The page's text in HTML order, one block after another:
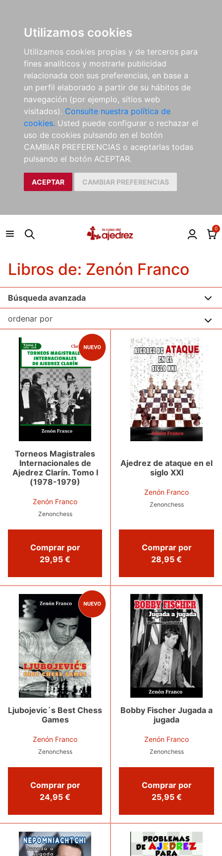
Utilizamos cookies
Utilizamos cookies propias y de terceros para
fines analíticos y mostrarle publicidad
relacionada con sus preferencias, en base a
un perfil elaborado a partir de su hábitos de
navegación (por ejemplo, sitios web
visitados). Consulte nuestra política de
cookies. Usted puede configurar o rechazar el
uso de cookies pulsando en el botón
CAMBIAR PREFERENCIAS o aceptarlas todas
pulsando el botón ACEPTAR.
ACEPTAR CAMBIAR PREFERENCIAS
0
Libros de: Zenón Franco
Búsqueda avanzada
Torneos Magistrales
Internacionales de
Ajedrez Clarín. Tomo I
(1978-1979)
Zenón Franco
Zenonchess
Comprar por
29,95 €
Ajedrez de ataque en el
siglo XXI
Zenón Franco
Zenonchess
Comprar por
28,95 €
Ljubojevic´s Best Chess
Games
Zenón Franco
Zenonchess
Comprar por
24,95 €
Bobby Fischer Jugada a
jugada
Zenón Franco
Zenonchess
Comprar por
25,95 €